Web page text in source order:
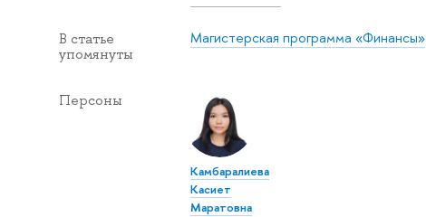
В статье
упомянуты
Магистерская программа «Финансы»
Персоны
Камбаралиева
Касиет
Маратовна